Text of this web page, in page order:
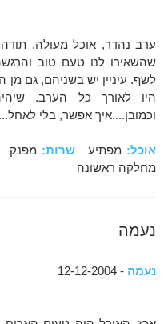
ערב נהדר, אוכל מעולה.
שהשאירו לנו טעם טוב
לשף. עיניין יש בשניהם, גם מן
היו לאורך כל הערב.
וכמובן....איך אפשר, בלי
אוכל: מפתיעשרות:
מחלקה ראשונה
נעמה
נעמה - 12-12-2004